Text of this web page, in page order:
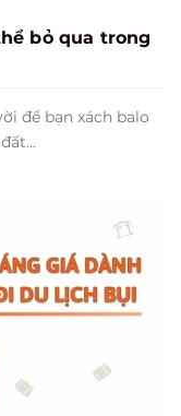
bỏ qua trong
để bạn xách balo